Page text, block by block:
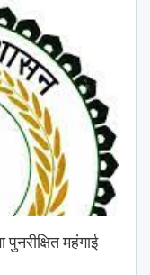
महंगाई